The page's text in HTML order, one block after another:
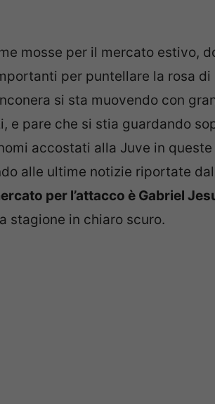
mosse per il mercato estivo,
per puntellare la rosa di
si sta muovendo con
e pare che si stia guardando
accostati alla Juve in
alle ultime notizie riportate dal
per l’attacco è Gabriel
stagione in chiaro scuro.